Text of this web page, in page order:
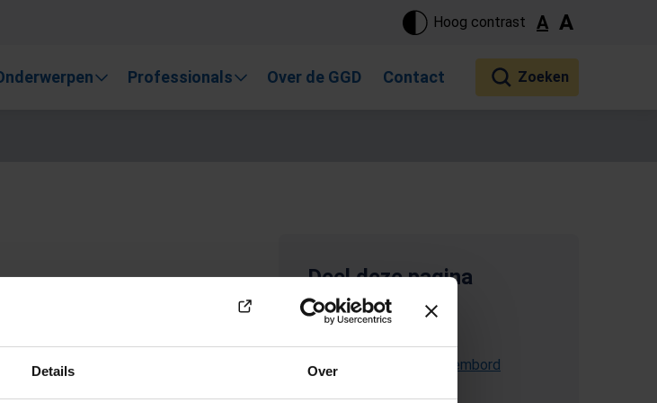
(Opent in een nieuw tabblad)
Details Over
Hoog contrast A A
Professionals Over de GGD Contact
en omlaag te gaan naar de gewenste pagina. Touch-apparaat gebruikers, bewegen door aanraking
Deel deze pagina
E-mail deze pagina
Kopieer link naar klembord